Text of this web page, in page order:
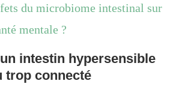
du microbiome intestinal sur
mentale ?
intestin hypersensible
trop connecté